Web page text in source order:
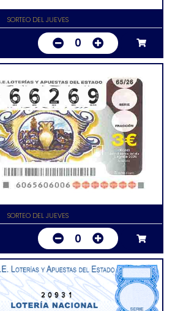
SORTEO DEL JUEVES
0
SORTEO DEL JUEVES
0
20931